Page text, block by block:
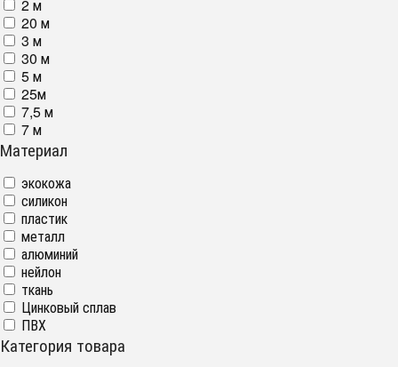
2 м
20 м
3 м
30 м
5 м
25м
7,5 м
7 м
Материал
экокожа
силикон
пластик
металл
алюминий
нейлон
ткань
Цинковый сплав
ПВХ
Категория товара